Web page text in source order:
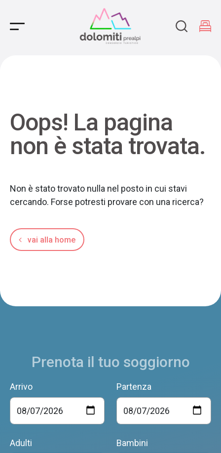
Main Navigation
Oops! La pagina
non è stata trovata.
Non è stato trovato nulla nel posto in cui stavi
cercando. Forse potresti provare con una ricerca?
vai alla home
Prenota il tuo soggiorno
Arrivo Partenza
Adulti Bambini